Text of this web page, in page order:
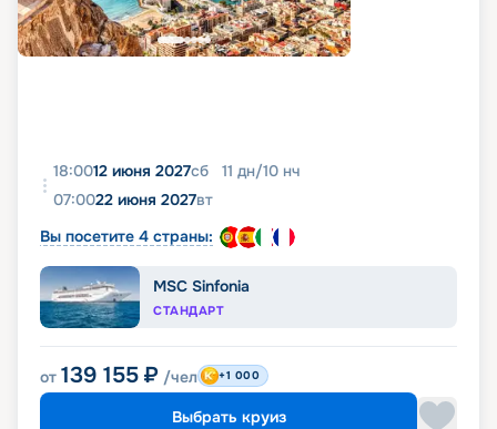
18:0012 июня 2027сб 11 дн/10 нч
07:0022 июня 2027вт
Вы посетите 4 страны:
MSC Sinfonia
СТАНДАРТ
от 139 155 ₽ /чел +1 000
Выбрать круиз